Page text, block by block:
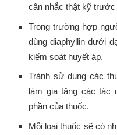
cân nhắc thật kỹ
Trong trường hợp
dùng diaphyllin dưới
kiểm soát huyết áp.
Tránh sử dụng các
làm gia tăng các tác
phần của thuốc.
Mỗi loại thuốc sẽ có